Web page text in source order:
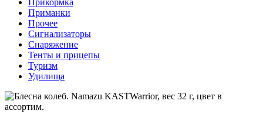
Приманки
Прочее
Сигнализаторы
Снаряжение
Тенты и прицепы
Туризм
Удилища